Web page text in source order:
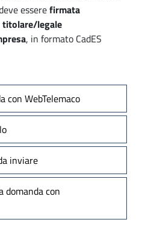
esserefirmata
legale
, in formato CadES
con WebTelemaco
inviare
domanda con